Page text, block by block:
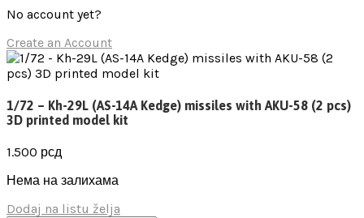
No account yet?
Create an Account
1/72 – Kh-29L (AS-14A Kedge) missiles with AKU-58 (2 pcs)
3D printed model kit
1.500 рсд
Нема на залихама
Dodaj na listu želja